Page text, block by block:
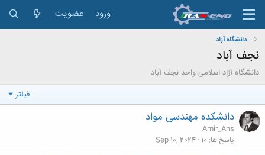
ورود عضویت
دانشگاه آزاد
نجف آباد
دانشگاه آزاد اسلامی واحد نجف آباد
فیلتر
دانشکده مهندسی مواد
Amir_Ans
پاسخ ها 10
Sep 10, 2024